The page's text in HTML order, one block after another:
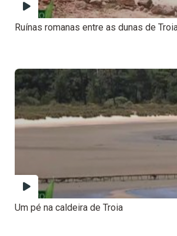
Ruínas romanas entre as dunas de
Um pé na caldeira de Troia